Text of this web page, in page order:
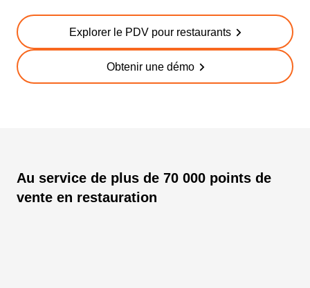
Explorer le PDV pour restaurants
Obtenir une démo
Au service de plus de 70 000 points de
vente en restauration